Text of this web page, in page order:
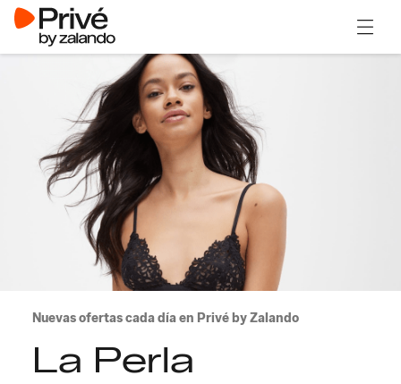
Nuevas ofertas cada día en Privé by Zalando
La Perla